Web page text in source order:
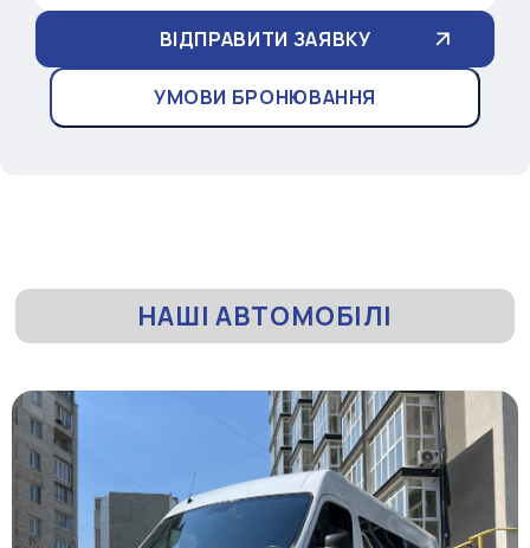
УМОВИ БРОНЮВАННЯ
НАШІ АВТОМОБІЛІ